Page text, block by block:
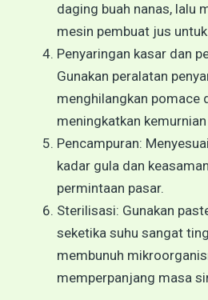
daging buah nanas, lalu
mesin pembuat jus
Penyaringan kasar dan
Gunakan peralatan
menghilangkan pomace
meningkatkan
Pencampuran:
kadar gula dan
permintaan pasar.
Sterilisasi: Gunakan
seketika suhu sangat
membunuh
memperpanjang masa